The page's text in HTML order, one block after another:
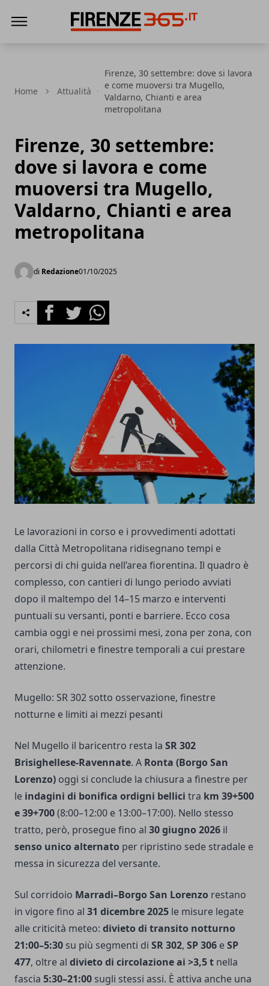
Home Attualità
Firenze, 30 settembre: dove si lavora
e come muoversi tra Mugello,
Valdarno, Chianti e area
metropolitana
Firenze, 30 settembre:
dove si lavora e come
muoversi tra Mugello,
Valdarno, Chianti e area
metropolitana
di Redazione01/10/2025
FacebookTwitterWhatsapp
Le lavorazioni in corso e i provvedimenti adottati
dalla Città Metropolitana ridisegnano tempi e
percorsi di chi guida nell’area fiorentina. Il quadro è
complesso, con cantieri di lungo periodo avviati
dopo il maltempo del 14–15 marzo e interventi
puntuali su versanti, ponti e barriere. Ecco cosa
cambia oggi e nei prossimi mesi, zona per zona, con
orari, chilometri e finestre temporali a cui prestare
attenzione.
Mugello: SR 302 sotto osservazione, finestre
notturne e limiti ai mezzi pesanti
Nel Mugello il baricentro resta la SR 302
Brisighellese-Ravennate. A Ronta (Borgo San
Lorenzo) oggi si conclude la chiusura a finestre per
le indagini di bonifica ordigni bellici tra km 39+500
e 39+700(8:00–12:00 e 13:00–17:00). Nello stesso
tratto, però, prosegue fino al 30 giugno 2026 il
senso unico alternato per ripristino sede stradale e
messa in sicurezza del versante.
Sul corridoio Marradi–Borgo San Lorenzo restano
in vigore fino al 31 dicembre 2025 le misure legate
alle criticità meteo: divieto di transito notturno
21:00–5:30 su più segmenti di SR 302, SP 306 eSP
477, oltre al divieto di circolazione ai >3,5 t nella
fascia 5:30–21:00 sugli stessi assi. È attiva anche una